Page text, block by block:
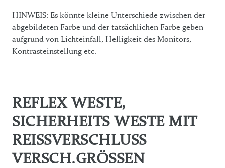
HINWEIS: Es könnte kleine Unterschiede zwischen der
abgebildeten Farbe und der tatsächlichen Farbe geben
aufgrund von Lichteinfall, Helligkeit des Monitors,
Kontrasteinstellung etc.
REFLEX WESTE,
SICHERHEITS WESTE MIT
REISSVERSCHLUSS V
ERSCH.GRÖSSEN